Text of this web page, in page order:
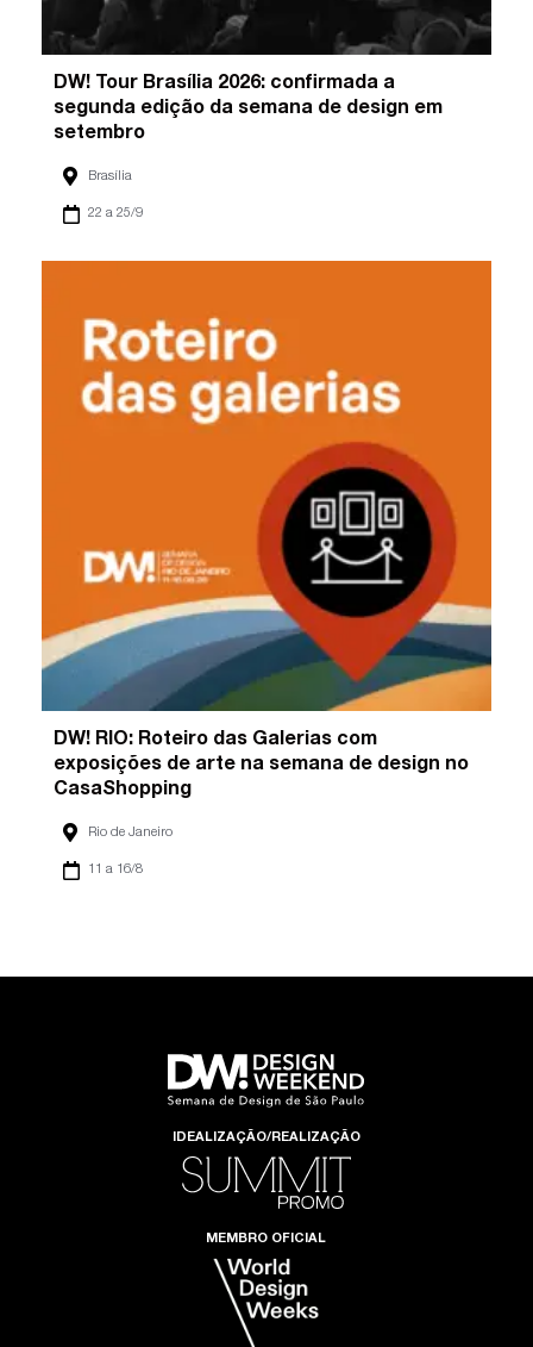
DW! Tour Brasília 2026: confirmada a
segunda edição da semana de design em
setembro
Brasília
22 a 25/9
DW! RIO: Roteiro das Galerias com
exposições de arte na semana de design no
CasaShopping
Rio de Janeiro
11 a 16/8
IDEALIZAÇÃO/REALIZAÇÃO
MEMBRO OFICIAL